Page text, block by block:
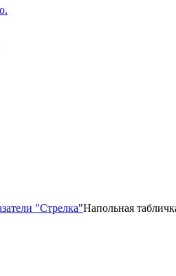
"Стрелка"Напольная